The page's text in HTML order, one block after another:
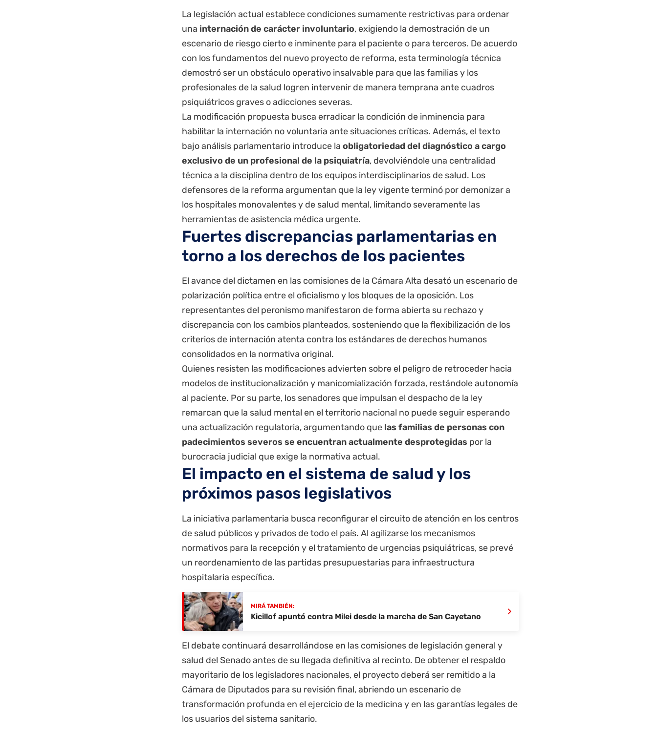
La legislación actual establece condiciones sumamente restrictivas para ordenar
una internación de carácter involuntario, exigiendo la demostración de un
escenario de riesgo cierto e inminente para el paciente o para terceros. De acuerdo
con los fundamentos del nuevo proyecto de reforma, esta terminología técnica
demostró ser un obstáculo operativo insalvable para que las familias y los
profesionales de la salud logren intervenir de manera temprana ante cuadros
psiquiátricos graves o adicciones severas.
La modificación propuesta busca erradicar la condición de inminencia para
habilitar la internación no voluntaria ante situaciones críticas. Además, el texto
bajo análisis parlamentario introduce la obligatoriedad del diagnóstico a cargo
exclusivo de un profesional de la psiquiatría, devolviéndole una centralidad
técnica a la disciplina dentro de los equipos interdisciplinarios de salud. Los
defensores de la reforma argumentan que la ley vigente terminó por demonizar a
los hospitales monovalentes y de salud mental, limitando severamente las
herramientas de asistencia médica urgente.
Fuertes discrepancias parlamentarias en
torno a los derechos de los pacientes
El avance del dictamen en las comisiones de la Cámara Alta desató un escenario de
polarización política entre el oficialismo y los bloques de la oposición. Los
representantes del peronismo manifestaron de forma abierta su rechazo y
discrepancia con los cambios planteados, sosteniendo que la flexibilización de los
criterios de internación atenta contra los estándares de derechos humanos
consolidados en la normativa original.
Quienes resisten las modificaciones advierten sobre el peligro de retroceder hacia
modelos de institucionalización y manicomialización forzada, restándole autonomía
al paciente. Por su parte, los senadores que impulsan el despacho de la ley
remarcan que la salud mental en el territorio nacional no puede seguir esperando
una actualización regulatoria, argumentando que las familias de personas con
padecimientos severos se encuentran actualmente desprotegidas por la
burocracia judicial que exige la normativa actual.
El impacto en el sistema de salud y los
próximos pasos legislativos
La iniciativa parlamentaria busca reconfigurar el circuito de atención en los centros
de salud públicos y privados de todo el país. Al agilizarse los mecanismos
normativos para la recepción y el tratamiento de urgencias psiquiátricas, se prevé
un reordenamiento de las partidas presupuestarias para infraestructura
hospitalaria específica.
MIRÁ TAMBIÉN:
Kicillof apuntó contra Milei desde la marcha de San Cayetano ›
El debate continuará desarrollándose en las comisiones de legislación general y
salud del Senado antes de su llegada definitiva al recinto. De obtener el respaldo
mayoritario de los legisladores nacionales, el proyecto deberá ser remitido a la
Cámara de Diputados para su revisión final, abriendo un escenario de
transformación profunda en el ejercicio de la medicina y en las garantías legales de
los usuarios del sistema sanitario.